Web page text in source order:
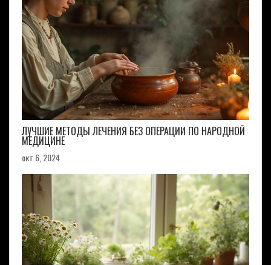
ЛУЧШИЕ МЕТОДЫ ЛЕЧЕНИЯ БЕЗ ОПЕРАЦИИ ПО НАРОДНОЙ
МЕДИЦИНЕ
окт 6, 2024